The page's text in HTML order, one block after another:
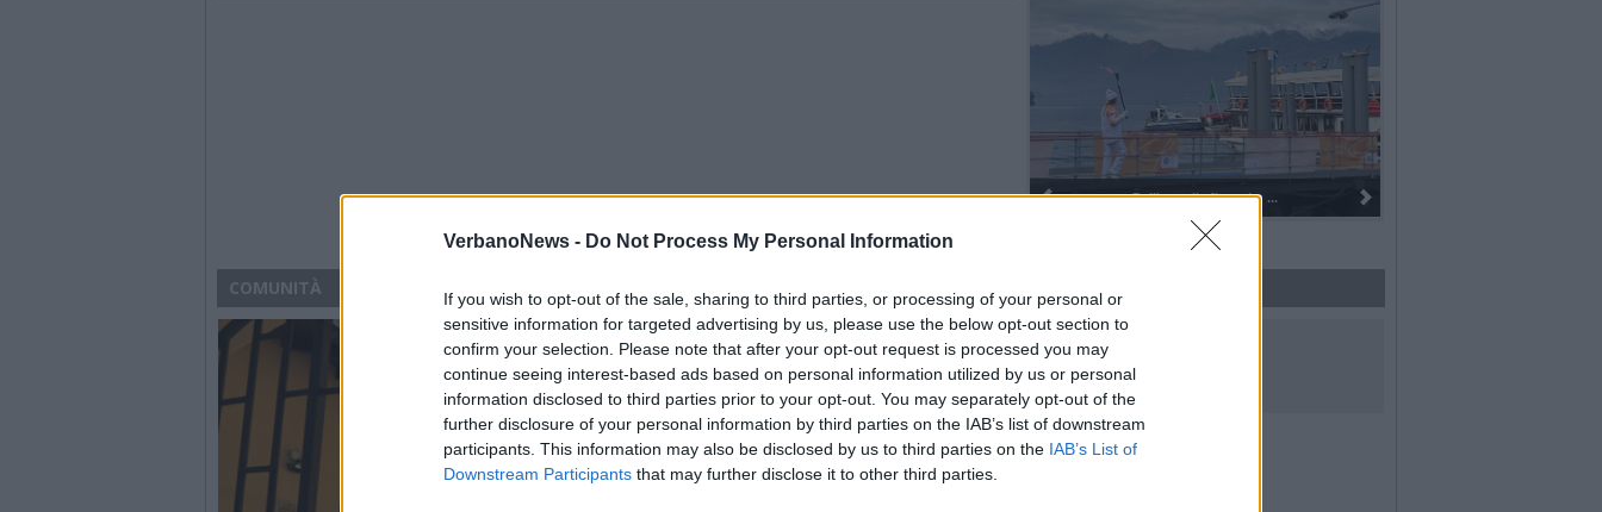
VerbanoNews - Do Not Process My Personal Information
If you wish to opt-out of the sale, sharing to third parties, or processing of your personal or
sensitive information for targeted advertising by us, please use the below opt-out section to
confirm your selection. Please note that after your opt-out request is processed you may
continue seeing interest-based ads based on personal information utilized by us or personal
information disclosed to third parties prior to your opt-out. You may separately opt-out of the
further disclosure of your personal information by third parties on the IAB’s list of downstream
participants. This information may also be disclosed by us to third parties on the IAB’s List of
Downstream Participants that may further disclose it to other third parties.
Dall’oro alla fiaccola: ...
COMUNITÀ
SEGUICI SUI SOCIAL